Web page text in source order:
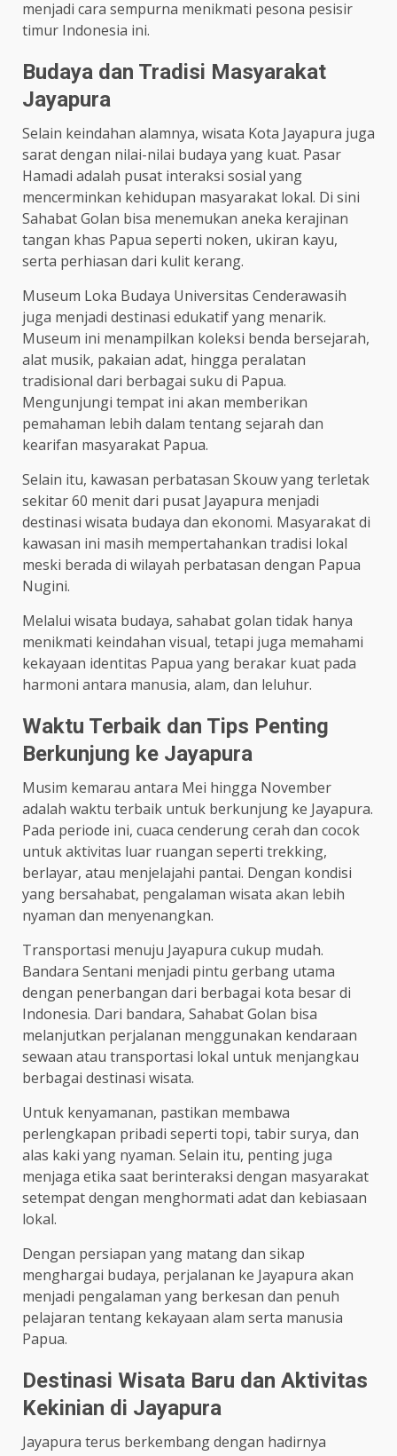
menjadi cara sempurna menikmati pesona pesisir
timur Indonesia ini.
Budaya dan Tradisi Masyarakat
Jayapura
Selain keindahan alamnya, wisata Kota Jayapura juga
sarat dengan nilai-nilai budaya yang kuat. Pasar
Hamadi adalah pusat interaksi sosial yang
mencerminkan kehidupan masyarakat lokal. Di sini
Sahabat Golan bisa menemukan aneka kerajinan
tangan khas Papua seperti noken, ukiran kayu,
serta perhiasan dari kulit kerang.
Museum Loka Budaya Universitas Cenderawasih
juga menjadi destinasi edukatif yang menarik.
Museum ini menampilkan koleksi benda bersejarah,
alat musik, pakaian adat, hingga peralatan
tradisional dari berbagai suku di Papua.
Mengunjungi tempat ini akan memberikan
pemahaman lebih dalam tentang sejarah dan
kearifan masyarakat Papua.
Selain itu, kawasan perbatasan Skouw yang terletak
sekitar 60 menit dari pusat Jayapura menjadi
destinasi wisata budaya dan ekonomi. Masyarakat di
kawasan ini masih mempertahankan tradisi lokal
meski berada di wilayah perbatasan dengan Papua
Nugini.
Melalui wisata budaya, sahabat golan tidak hanya
menikmati keindahan visual, tetapi juga memahami
kekayaan identitas Papua yang berakar kuat pada
harmoni antara manusia, alam, dan leluhur.
Waktu Terbaik dan Tips Penting
Berkunjung ke Jayapura
Musim kemarau antara Mei hingga November
adalah waktu terbaik untuk berkunjung ke Jayapura.
Pada periode ini, cuaca cenderung cerah dan cocok
untuk aktivitas luar ruangan seperti trekking,
berlayar, atau menjelajahi pantai. Dengan kondisi
yang bersahabat, pengalaman wisata akan lebih
nyaman dan menyenangkan.
Transportasi menuju Jayapura cukup mudah.
Bandara Sentani menjadi pintu gerbang utama
dengan penerbangan dari berbagai kota besar di
Indonesia. Dari bandara, Sahabat Golan bisa
melanjutkan perjalanan menggunakan kendaraan
sewaan atau transportasi lokal untuk menjangkau
berbagai destinasi wisata.
Untuk kenyamanan, pastikan membawa
perlengkapan pribadi seperti topi, tabir surya, dan
alas kaki yang nyaman. Selain itu, penting juga
menjaga etika saat berinteraksi dengan masyarakat
setempat dengan menghormati adat dan kebiasaan
lokal.
Dengan persiapan yang matang dan sikap
menghargai budaya, perjalanan ke Jayapura akan
menjadi pengalaman yang berkesan dan penuh
pelajaran tentang kekayaan alam serta manusia
Papua.
Destinasi Wisata Baru dan Aktivitas
Kekinian di Jayapura
Jayapura terus berkembang dengan hadirnya